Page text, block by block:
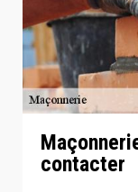
contacter